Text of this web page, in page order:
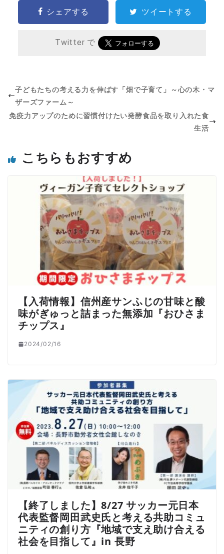
シェアする ツイートする
Twitter で
子どもたちの考える力を伸ばす「畑で子育て」～心の木・マ
ザーズファーム～
免疫力アップのために習慣付けたい発酵食品を取り入れた食
生活
こちらもおすすめ
【入荷情報】信州産サンふじの甘味と酸
味がぎゅっと詰まった無添加『おひさま
チップス』
2024/02/16
【終了しました】8/27 サッカー元日本
代表監督岡田武史氏と考える共助コミュ
ニティの創り方『地域で支え助け合える
社会を目指して』in 長野